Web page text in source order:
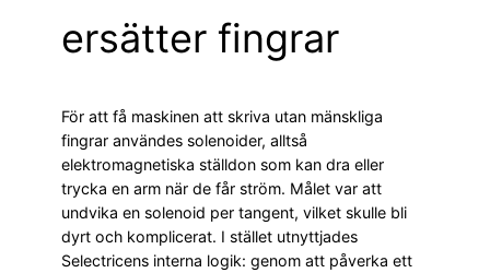
ersätter fingrar
För att få maskinen att skriva utan mänskliga
fingrar användes solenoider, alltså
elektromagnetiska ställdon som kan dra eller
trycka en arm när de får ström. Målet var att
undvika en solenoid per tangent, vilket skulle bli
dyrt och komplicerat. I stället utnyttjades
Selectricens interna logik: genom att påverka ett